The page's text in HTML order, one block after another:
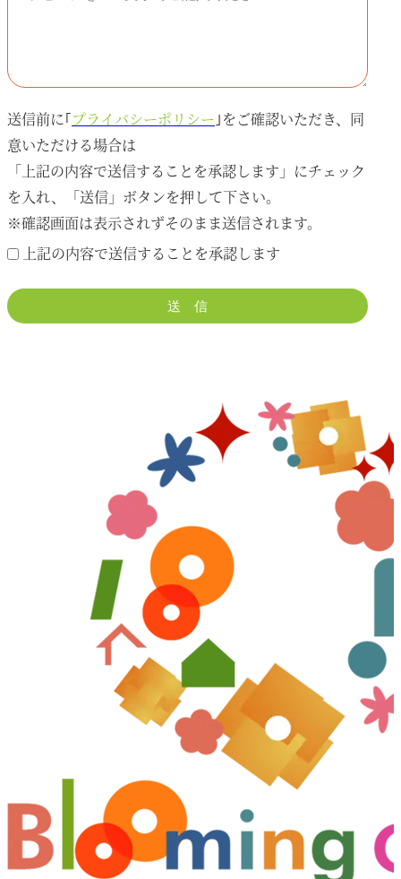
送信前に｢プライバシーポリシー ｣をご確認いただき、同
意いただける場合は
「上記の内容で送信することを承認します」にチェック
を入れ、「送信」ボタンを押して下さい。
※確認画面は表示されずそのまま送信されます。
上記の内容で送信することを承認します
送 信